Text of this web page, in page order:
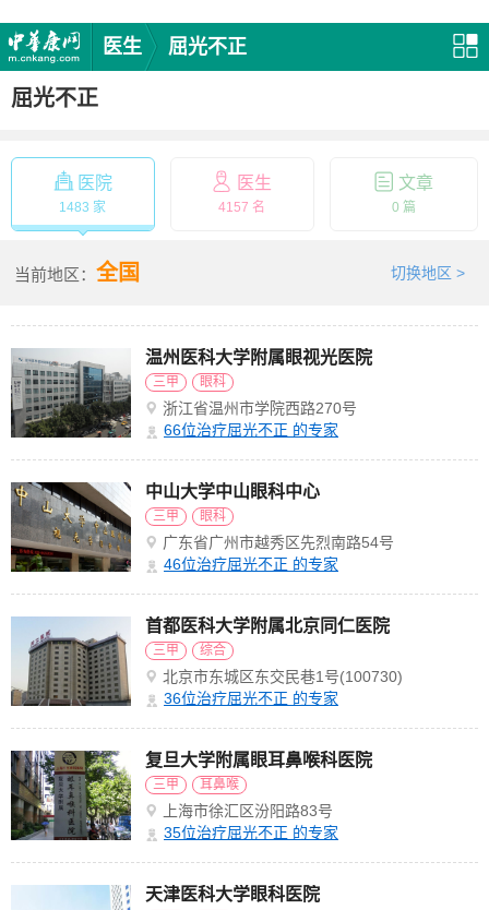
医生 屈光不正
屈光不正
医院
1483 家
医生
4157 名
文章
0 篇
当前地区： 全国 切换地区 >
温州医科大学附属眼视光医院
三甲 眼科
浙江省温州市学院西路270号
66位治疗屈光不正 的专家
中山大学中山眼科中心
三甲 眼科
广东省广州市越秀区先烈南路54号
46位治疗屈光不正 的专家
首都医科大学附属北京同仁医院
三甲 综合
北京市东城区东交民巷1号(100730)
36位治疗屈光不正 的专家
复旦大学附属眼耳鼻喉科医院
三甲 耳鼻喉
上海市徐汇区汾阳路83号
35位治疗屈光不正 的专家
天津医科大学眼科医院